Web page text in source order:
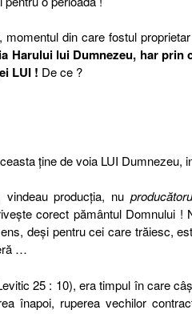
, momentul din care fostul
Harului lui Dumnezeu, har prin
LUI ! De ce ?
ţine de voia LUI Dumnezeu,
producţia, nu
corect pământul Domnului
deşi pentru cei care trăiesc,
…
25 : 10), era timpul în care
înapoi, ruperea vechilor